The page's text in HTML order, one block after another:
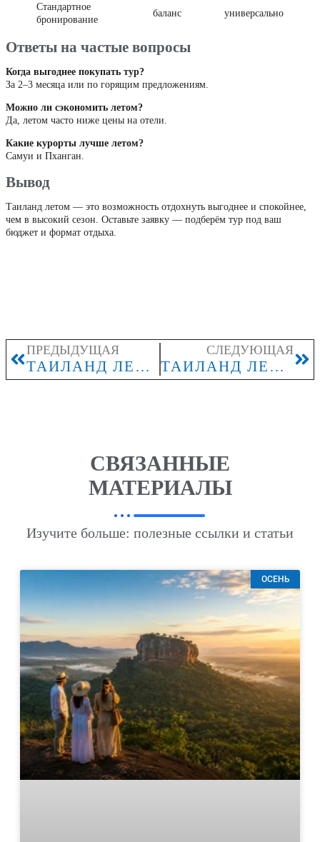
Стандартное
бронирование
баланс универсально
Ответы на частые вопросы
Когда выгоднее покупать тур?
За 2–3 месяца или по горящим предложениям.
Можно ли сэкономить летом?
Да, летом часто ниже цены на отели.
Какие курорты лучше летом?
Самуи и Пханган.
Вывод
Таиланд летом — это возможность отдохнуть выгоднее и спокойнее,
чем в высокий сезон. Оставьте заявку — подберём тур под ваш
бюджет и формат отдыха.
ПРЕДЫДУЩАЯ
ТАИЛАНД ЛЕТОМ: В КАКИХ РЕГИОНАХ СЕЗОН ДОЖДЕЙ ОЩУЩАЕТСЯ МЕНЬШЕ
СЛЕДУЮЩАЯ
ТАИЛАНД ЛЕТОМ: ГДЕ СЕЗОН ДОЖДЕЙ ОЩУЩАЕТСЯ МЕНЬШЕ ВСЕГО
СВЯЗАННЫЕ
МАТЕРИАЛЫ
Изучите больше: полезные ссылки и статьи
ОСЕНЬ